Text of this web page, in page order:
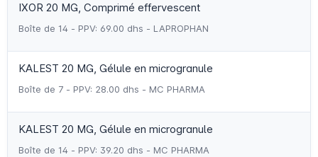
IXOR 20 MG, Comprimé effervescent
Boîte de 14 - PPV: 69.00 dhs - LAPROPHAN
KALEST 20 MG, Gélule en microgranule
Boîte de 7 - PPV: 28.00 dhs - MC PHARMA
KALEST 20 MG, Gélule en microgranule
Boîte de 14 - PPV: 39.20 dhs - MC PHARMA